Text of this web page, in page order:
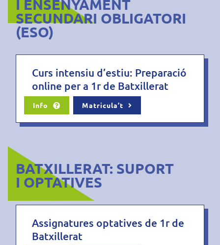
I ENSENYAMENT
SECUNDARI OBLIGATORI
(ESO)
Curs intensiu d’estiu: Preparació
online per a 1r de Batxillerat
Info Matricula’t
BATXILLERAT: SUPORT
I OPTATIVES
Assignatures optatives de 1r de
Batxillerat